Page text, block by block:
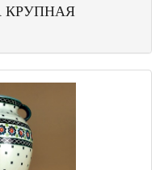
КРУПНАЯ